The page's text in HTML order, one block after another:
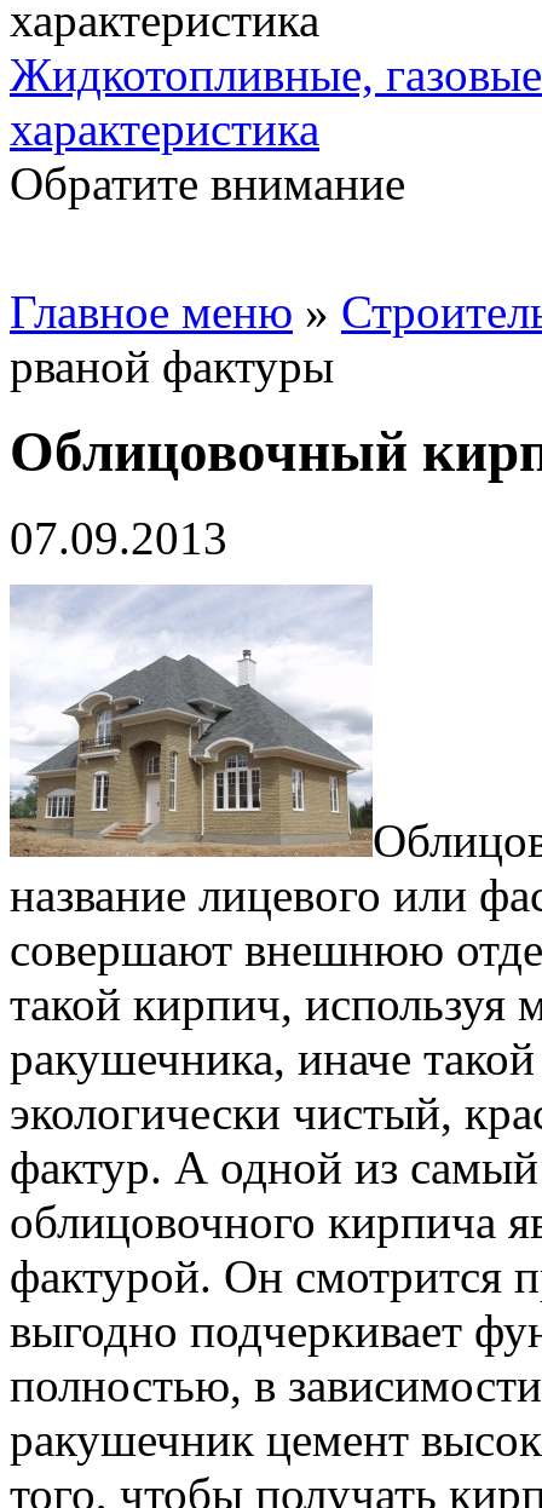
Жидкотопливные,
характеристика
Обратите внимание
Главное меню »
рваной фактуры
Облицовочный
07.09.2013
название лицевого или
совершают внешнюю
такой кирпич, используя
ракушечника, иначе
экологически чистый,
фактур. А одной из
облицовочного кирпича
фактурой. Он смотрится
выгодно подчеркивает
полностью, в
ракушечник цемент
того, чтобы получать